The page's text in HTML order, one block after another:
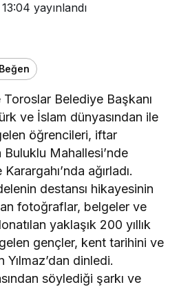
yayınlandı
Beğen
Belediye Başkanı
ve İslam dünyasından ile
öğrencileri, iftar
Buluklu Mahallesi’nde
ağırladı.
destansı hikayesinin
fotoğraflar, belgeler ve
yaklaşık 200 yıllık
gençler, kent tarihini ve
Yılmaz’dan dinledi.
söylediği şarkı ve